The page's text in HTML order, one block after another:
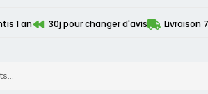
1 an 30j pour changer d'avis Livraison